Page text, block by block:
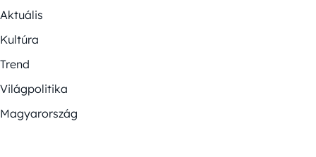
Aktuális
Kultúra
Trend
Világpolitika
Magyarország